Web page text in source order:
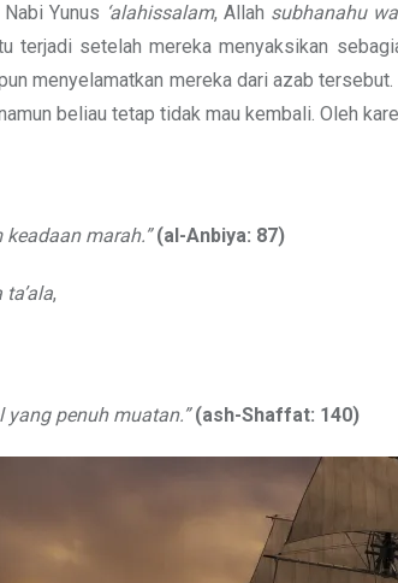
Yunus ‘alahissalam, Allah subhanahu
terjadi setelah mereka menyaksikan
menyelamatkan mereka dari azab tersebut.
beliau tetap tidak mau kembali. Oleh
keadaan marah.”(al-Anbiya: 87)
,
yang penuh muatan.”(ash-Shaffat: 140)